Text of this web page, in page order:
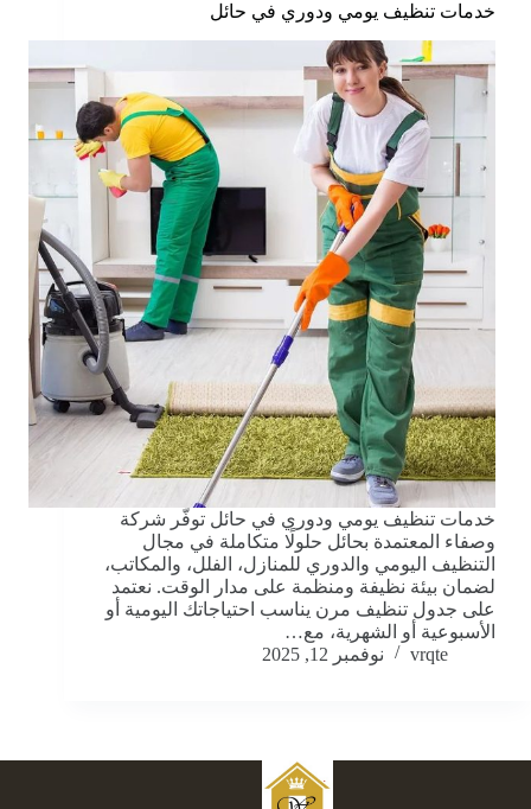
خدمات تنظيف يومي ودوري في حائل
خدمات تنظيف يومي ودوري في حائل توفّر شركة
وصفاء المعتمدة بحائل حلولًا متكاملة في مجال
التنظيف اليومي والدوري للمنازل، الفلل، والمكاتب،
لضمان بيئة نظيفة ومنظمة على مدار الوقت. نعتمد
على جدول تنظيف مرن يناسب احتياجاتك اليومية أو
الأسبوعية أو الشهرية، مع…
vrqte
نوفمبر 12, 2025